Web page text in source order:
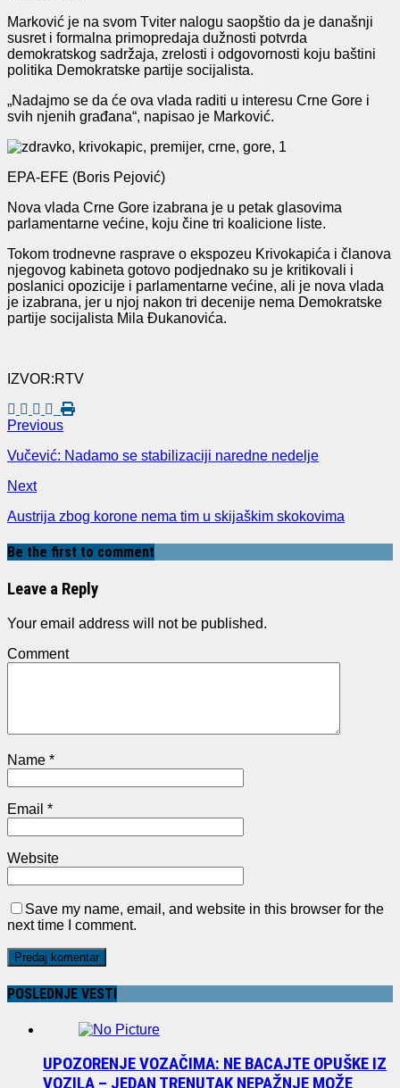
Marković je na svom Tviter nalogu saopštio da je današnji
susret i formalna primopredaja dužnosti potvrda
demokratskog sadržaja, zrelosti i odgovornosti koju baštini
politika Demokratske partije socijalista.
„Nadajmo se da će ova vlada raditi u interesu Crne Gore i
svih njenih građana“, napisao je Marković.
EPA-EFE (Boris Pejović)
Nova vlada Crne Gore izabrana je u petak glasovima
parlamentarne većine, koju čine tri koalicione liste.
Tokom trodnevne rasprave o ekspozeu Krivokapića i članova
njegovog kabineta gotovo podjednako su je kritikovali i
poslanici opozicije i parlamentarne većine, ali je nova vlada
je izabrana, jer u njoj nakon tri decenije nema Demokratske
partije socijalista Mila Đukanovića.
IZVOR:RTV
Previous
Vučević: Nadamo se stabilizaciji naredne nedelje
Next
Austrija zbog korone nema tim u skijaškim skokovima
Be the first to comment
Leave a Reply
Your email address will not be published.
Comment
Name *
Email *
Website
Save my name, email, and website in this browser for the
next time I comment.
POSLEDNJE VESTI
UPOZORENJE VOZAČIMA: NE BACAJTE OPUŠKE IZ
VOZILA – JEDAN TRENUTAK NEPAŽNJE MOŽE